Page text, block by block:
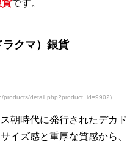
貨です。
ラクマ）銀貨
products/detail.php?product_id=9902)
朝時代に発行されたデカド
イズ感と重厚な質感から、